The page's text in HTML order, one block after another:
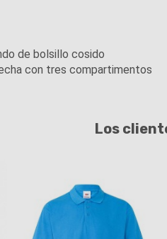
de bolsillo cosido
con tres compartimentos
Los